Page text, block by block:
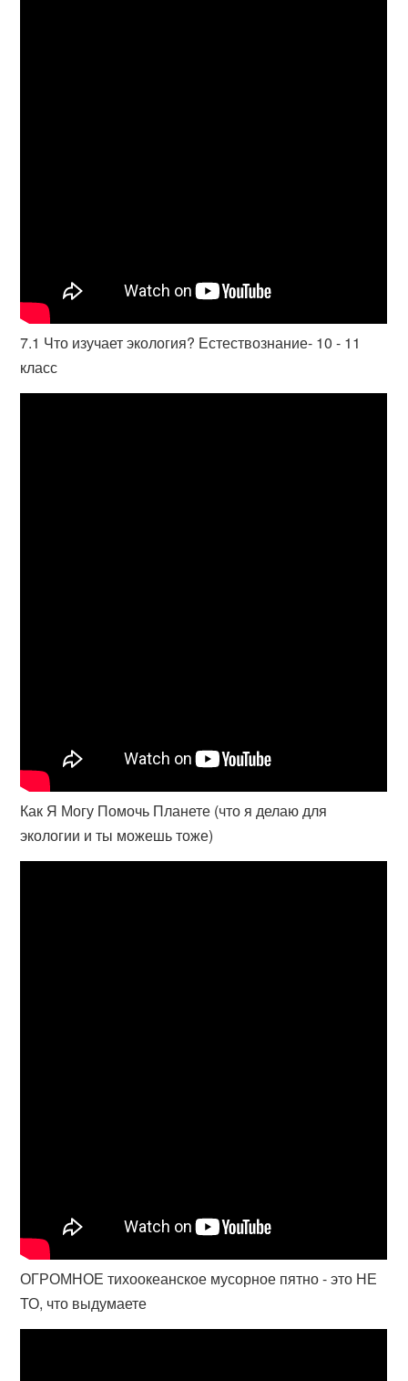
7.1 Что изучает экология? Естествознание- 10 - 11
класс
Как Я Могу Помочь Планете (что я делаю для
экологии и ты можешь тоже)
ОГРОМНОЕ тихоокеанское мусорное пятно - это НЕ
ТО, что выдумаете